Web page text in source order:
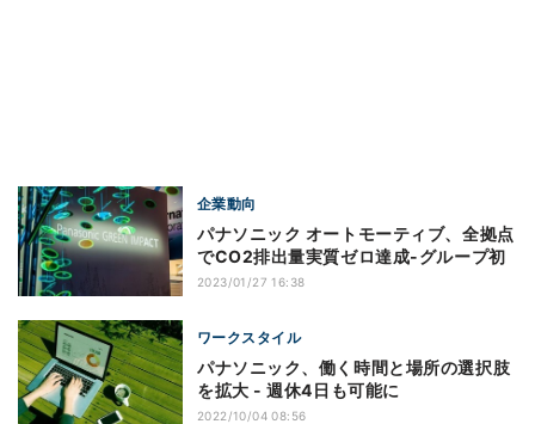
企業動向
パナソニック オートモーティブ、全拠点
でCO2排出量実質ゼロ達成-グループ初
2023/01/27 16:38
ワークスタイル
パナソニック、働く時間と場所の選択肢
を拡大 - 週休4日も可能に
2022/10/04 08:56